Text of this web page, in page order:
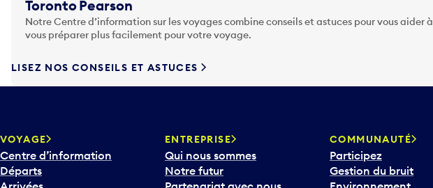
Toronto Pearson
Notre Centre d’information sur les voyages combine conseils et astuces pour vous aider à
vous préparer plus facilement pour votre voyage.
LISEZ NOS CONSEILS ET ASTUCES
VOYAGE
Centre d’information
Départs
ENTREPRISE
Qui nous sommes
Notre futur
COMMUNAUTÉ
Participez
Gestion du bruit